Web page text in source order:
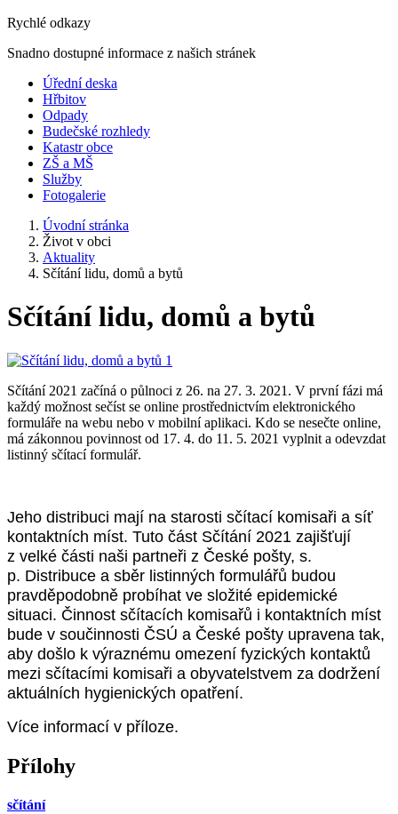
Rychlé odkazy
Snadno dostupné informace z našich stránek
Úřední deska
Hřbitov
Odpady
Budečské rozhledy
Katastr obce
ZŠ a MŠ
Služby
Fotogalerie
Úvodní stránka
Život v obci
Aktuality
Sčítání lidu, domů a bytů
Sčítání lidu, domů a bytů
Sčítání 2021 začíná o půlnoci z 26. na 27. 3. 2021. V první fázi má
každý možnost sečíst se online prostřednictvím elektronického
formuláře na webu nebo v mobilní aplikaci. Kdo se nesečte online,
má zákonnou povinnost od 17. 4. do 11. 5. 2021 vyplnit a odevzdat
listinný sčítací formulář.
Jeho distribuci mají na starosti sčítací komisaři a síť
kontaktních míst. Tuto část Sčítání 2021 zajišťují
z velké části naši partneři z České pošty, s.
p. Distribuce a sběr listinných formulářů budou
pravděpodobně probíhat ve složité epidemické
situaci. Činnost sčítacích komisařů i kontaktních míst
bude v součinnosti ČSÚ a České pošty upravena tak,
aby došlo k výraznému omezení fyzických kontaktů
mezi sčítacími komisaři a obyvatelstvem za dodržení
aktuálních hygienických opatření.
Více informací v příloze.
Přílohy
sčítání